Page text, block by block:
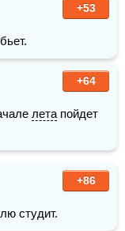
+53
бьет.
+64
лета пойдет
+86
студит.